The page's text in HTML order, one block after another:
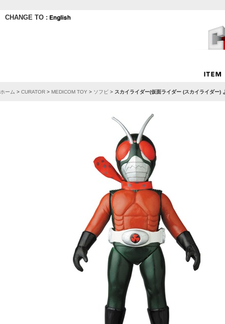
CHANGE TO :
ホーム > CURATOR > MEDICOM TOY > ソフビ > スカイライダー(仮面ライダー (スカイライダー)